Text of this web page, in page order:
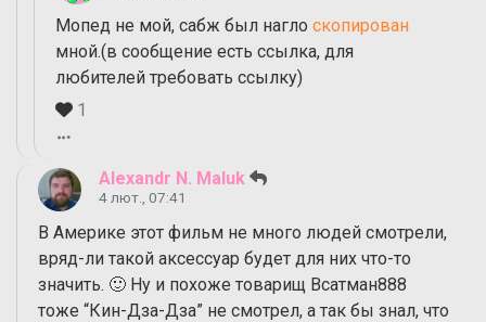
Мопед не мой, сабж был нагло скопирован
мной.(в сообщение есть ссылка, для
любителей требовать ссылку)
1
Alexandr N. Maluk
4 лют., 07:41
В Америке этот фильм не много людей смотрели,
вряд-ли такой аксессуар будет для них что-то
значить. 🙂 Ну и похоже товарищ Всатман888
тоже “Кин-Дза-Дза” не смотрел, а так бы знал, что